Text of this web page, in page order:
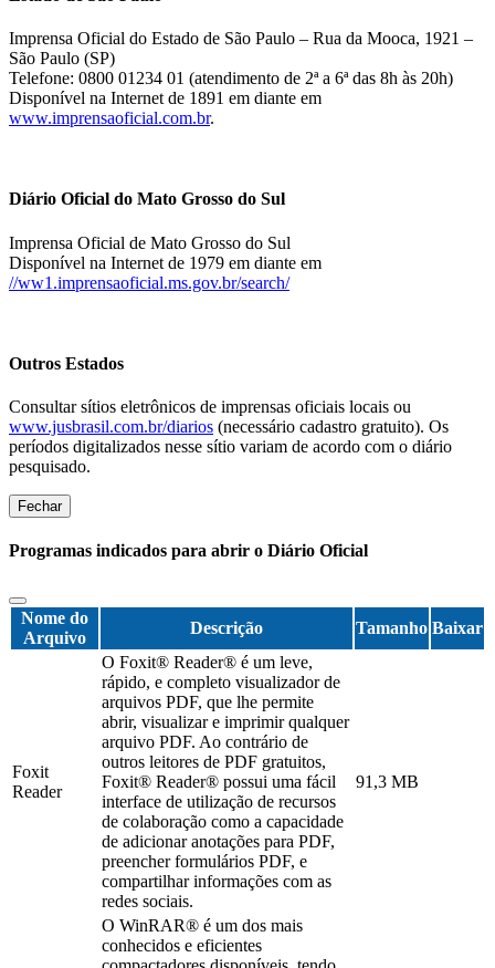
Imprensa Oficial do Estado de São Paulo – Rua da Mooca, 1921 –
São Paulo (SP)
Telefone: 0800 01234 01 (atendimento de 2ª a 6ª das 8h às 20h)
Disponível na Internet de 1891 em diante em
www.imprensaoficial.com.br.
Diário Oficial do Mato Grosso do Sul
Imprensa Oficial de Mato Grosso do Sul
Disponível na Internet de 1979 em diante em
//ww1.imprensaoficial.ms.gov.br/search/
Outros Estados
Consultar sítios eletrônicos de imprensas oficiais locais ou
www.jusbrasil.com.br/diarios (necessário cadastro gratuito). Os
períodos digitalizados nesse sítio variam de acordo com o diário
pesquisado.
Fechar
Programas indicados para abrir o Diário Oficial
Nome do
Arquivo
Descrição Tamanho Baixar
Foxit
Reader
O Foxit® Reader® é um leve,
rápido, e completo visualizador de
arquivos PDF, que lhe permite
abrir, visualizar e imprimir qualquer
arquivo PDF. Ao contrário de
outros leitores de PDF gratuitos,
Foxit® Reader® possui uma fácil
interface de utilização de recursos
de colaboração como a capacidade
de adicionar anotações para PDF,
preencher formulários PDF, e
compartilhar informações com as
redes sociais.
91,3 MB
O WinRAR® é um dos mais
conhecidos e eficientes